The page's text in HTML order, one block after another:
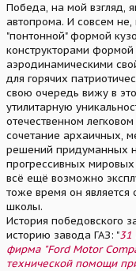
Победа, на мой взгляд,
автопрома. И совсем не,
"понтонной" формой
конструкторами формой
аэродинамическими
для горячих
свою очередь вижу в
утилитарную
отечественном
сочетание архаичных,
решений придуманных
прогрессивных
всё ещё возможно
тоже время он является
школы.
История победовского
историю завода ГАЗ: "31
фирма "Ford Motor
технической помощи